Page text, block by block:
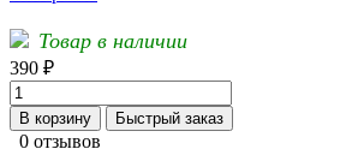
Товар в наличии
390 ₽
В корзину Быстрый заказ
0 отзывов